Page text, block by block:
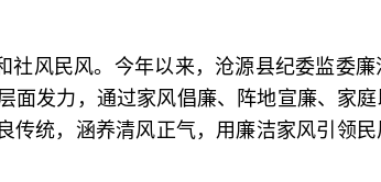
社风民风。今年以来，沧源县纪委监委
面发力，通过家风倡廉、阵地宣廉、家
传统，涵养清风正气，用廉洁家风引领